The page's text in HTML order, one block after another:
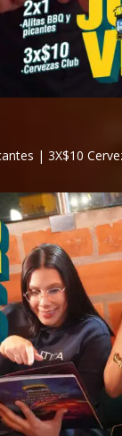
| 3X$10